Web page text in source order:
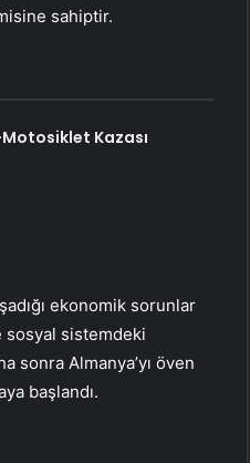
sahiptir.
Kazası
ekonomik sorunlar
sosyal sistemdeki
sonra Almanya’yı öven
başlandı.